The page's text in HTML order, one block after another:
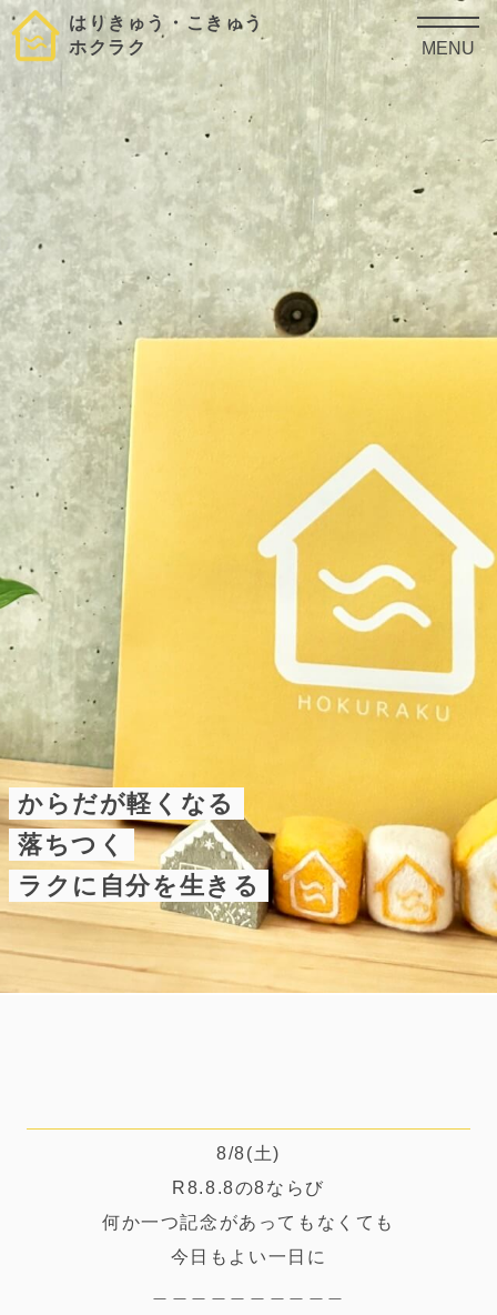
はりきゅう・こきゅう
ホクラク
MENU
からだが軽くなる
落ちつく
ラクに自分を生きる
8/8(土)
R8.8.8の8ならび
何か一つ記念があってもなくても
今日もよい一日に